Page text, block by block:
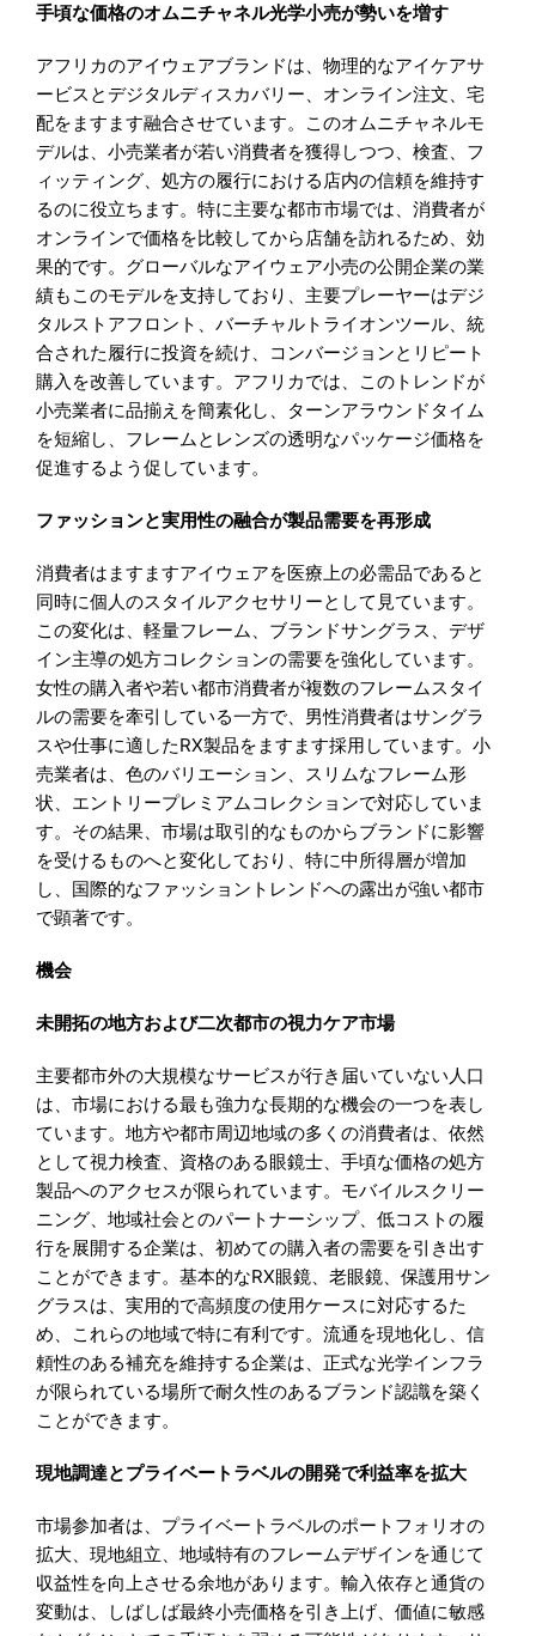
手頃な価格のオムニチャネル光学小売が勢いを増す
アフリカのアイウェアブランドは、物理的なアイケアサ
ービスとデジタルディスカバリー、オンライン注文、宅
配をますます融合させています。このオムニチャネルモ
デルは、小売業者が若い消費者を獲得しつつ、検査、フ
ィッティング、処方の履行における店内の信頼を維持す
るのに役立ちます。特に主要な都市市場では、消費者が
オンラインで価格を比較してから店舗を訪れるため、効
果的です。グローバルなアイウェア小売の公開企業の業
績もこのモデルを支持しており、主要プレーヤーはデジ
タルストアフロント、バーチャルトライオンツール、統
合された履行に投資を続け、コンバージョンとリピート
購入を改善しています。アフリカでは、このトレンドが
小売業者に品揃えを簡素化し、ターンアラウンドタイム
を短縮し、フレームとレンズの透明なパッケージ価格を
促進するよう促しています。
ファッションと実用性の融合が製品需要を再形成
消費者はますますアイウェアを医療上の必需品であると
同時に個人のスタイルアクセサリーとして見ています。
この変化は、軽量フレーム、ブランドサングラス、デザ
イン主導の処方コレクションの需要を強化しています。
女性の購入者や若い都市消費者が複数のフレームスタイ
ルの需要を牽引している一方で、男性消費者はサングラ
スや仕事に適したRX製品をますます採用しています。小
売業者は、色のバリエーション、スリムなフレーム形
状、エントリープレミアムコレクションで対応していま
す。その結果、市場は取引的なものからブランドに影響
を受けるものへと変化しており、特に中所得層が増加
し、国際的なファッショントレンドへの露出が強い都市
で顕著です。
機会
未開拓の地方および二次都市の視力ケア市場
主要都市外の大規模なサービスが行き届いていない人口
は、市場における最も強力な長期的な機会の一つを表し
ています。地方や都市周辺地域の多くの消費者は、依然
として視力検査、資格のある眼鏡士、手頃な価格の処方
製品へのアクセスが限られています。モバイルスクリー
ニング、地域社会とのパートナーシップ、低コストの履
行を展開する企業は、初めての購入者の需要を引き出す
ことができます。基本的なRX眼鏡、老眼鏡、保護用サン
グラスは、実用的で高頻度の使用ケースに対応するた
め、これらの地域で特に有利です。流通を現地化し、信
頼性のある補充を維持する企業は、正式な光学インフラ
が限られている場所で耐久性のあるブランド認識を築く
ことができます。
現地調達とプライベートラベルの開発で利益率を拡大
市場参加者は、プライベートラベルのポートフォリオの
拡大、現地組立、地域特有のフレームデザインを通じて
収益性を向上させる余地があります。輸入依存と通貨の
変動は、しばしば最終小売価格を引き上げ、価値に敏感